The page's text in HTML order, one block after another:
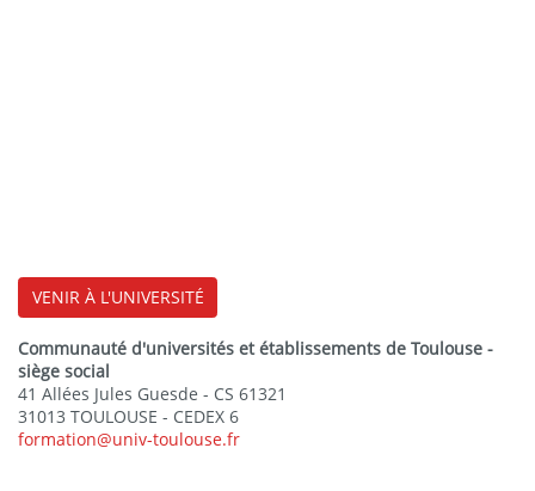
VENIR À L'UNIVERSITÉ
Communauté d'universités et établissements de Toulouse -
siège social
41 Allées Jules Guesde - CS 61321
31013 TOULOUSE - CEDEX 6
formation@univ-toulouse.fr